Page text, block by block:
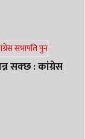
सक्छ : कांग्रेस